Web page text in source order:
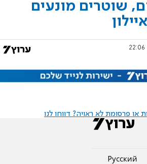
שוטרים מונעים
או פרסומת לא ראויה? דווחו לנו
Pусский